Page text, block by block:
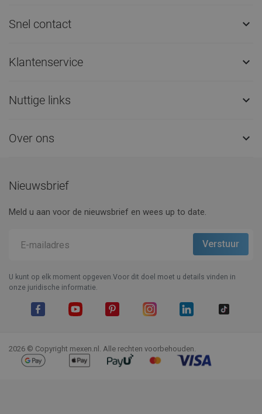
Snel contact 
Klantenservice 
Nuttige links 
Over ons 
Nieuwsbrief
Meld u aan voor de nieuwsbrief en wees up to date.
U kunt op elk moment opgeven.Voor dit doel moet u details vinden in
onze juridische informatie.
2026 © Copyright mexen.nl. Alle rechten voorbehouden.